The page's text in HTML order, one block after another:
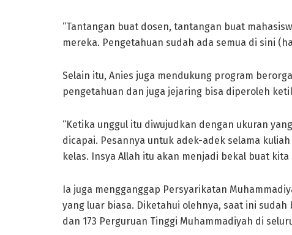
“Tantangan buat dosen, tantangan buat
mereka. Pengetahuan sudah ada semua di sini
Selain itu, Anies juga mendukung program
pengetahuan dan juga jejaring bisa diperoleh
“Ketika unggul itu diwujudkan dengan ukuran
dicapai. Pesannya untuk adek-adek selama
kelas. Insya Allah itu akan menjadi bekal buat kita
Ia juga mengganggap Persyarikatan
yang luar biasa. Diketahui olehnya, saat ini
dan 173 Perguruan Tinggi Muhammadiyah di